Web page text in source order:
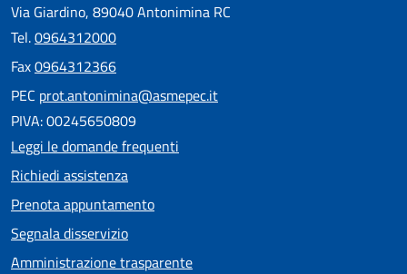
Via Giardino, 89040 Antonimina RC
Tel.0964312000
Fax0964312366
PEC prot.antonimina@asmepec.it
PIVA: 00245650809
Leggi le domande frequenti
Richiedi assistenza
Prenota appuntamento
Segnala disservizio
Amministrazione trasparente